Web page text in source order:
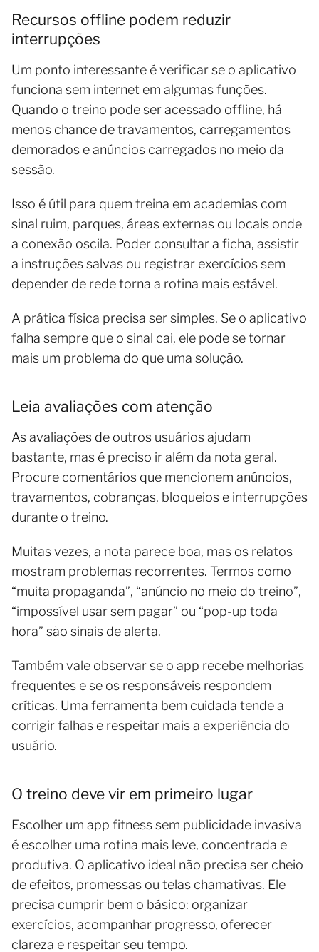
Recursos offline podem reduzir
interrupções
Um ponto interessante é verificar se o aplicativo
funciona sem internet em algumas funções.
Quando o treino pode ser acessado offline, há
menos chance de travamentos, carregamentos
demorados e anúncios carregados no meio da
sessão.
Isso é útil para quem treina em academias com
sinal ruim, parques, áreas externas ou locais onde
a conexão oscila. Poder consultar a ficha, assistir
a instruções salvas ou registrar exercícios sem
depender de rede torna a rotina mais estável.
A prática física precisa ser simples. Se o aplicativo
falha sempre que o sinal cai, ele pode se tornar
mais um problema do que uma solução.
Leia avaliações com atenção
As avaliações de outros usuários ajudam
bastante, mas é preciso ir além da nota geral.
Procure comentários que mencionem anúncios,
travamentos, cobranças, bloqueios e interrupções
durante o treino.
Muitas vezes, a nota parece boa, mas os relatos
mostram problemas recorrentes. Termos como
“muita propaganda”, “anúncio no meio do treino”,
“impossível usar sem pagar” ou “pop-up toda
hora” são sinais de alerta.
Também vale observar se o app recebe melhorias
frequentes e se os responsáveis respondem
críticas. Uma ferramenta bem cuidada tende a
corrigir falhas e respeitar mais a experiência do
usuário.
O treino deve vir em primeiro lugar
Escolher um app fitness sem publicidade invasiva
é escolher uma rotina mais leve, concentrada e
produtiva. O aplicativo ideal não precisa ser cheio
de efeitos, promessas ou telas chamativas. Ele
precisa cumprir bem o básico: organizar
exercícios, acompanhar progresso, oferecer
clareza e respeitar seu tempo.